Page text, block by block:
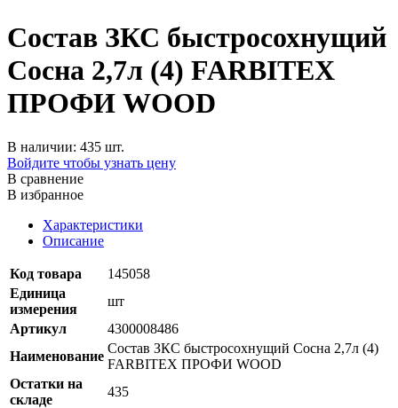
Состав ЗКС быстросохнущий
Сосна 2,7л (4) FARBITEX
ПРОФИ WOOD
В наличии: 435 шт.
Войдите чтобы узнать цену
В сравнение
В избранное
Характеристики
Описание
Код товара
145058
Единица
измерения
шт
Артикул
4300008486
Наименование
Состав ЗКС быстросохнущий Сосна 2,7л (4)
FARBITEX ПРОФИ WOOD
Остатки на
складе
435